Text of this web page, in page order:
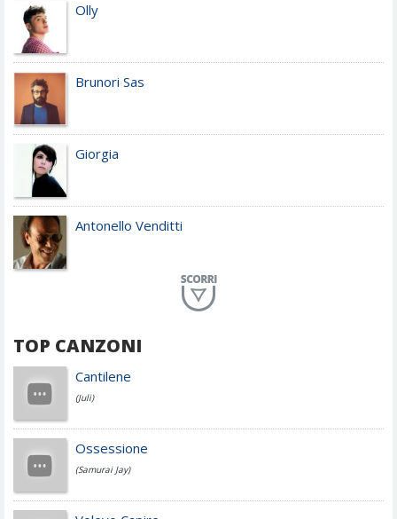
Olly
Brunori Sas
Giorgia
Antonello Venditti
Achille Lauro
Cesare Cremonini
Jovanotti
TOP CANZONI
Cantilene
(Juli)
Ossessione
(Samurai Jay)